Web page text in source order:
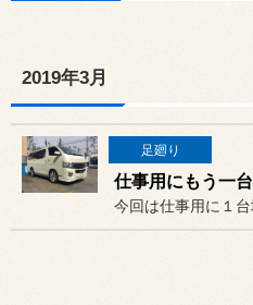
2019年3月
足廻り
仕事用にもう一台